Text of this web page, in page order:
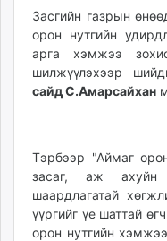
Livetv.mn
Eguur.mn
24tsag.mn
shuud.mn
eagle.mn
today.mn
mminfo.mn
ugluu.mn
13:00:23
03:43:57
Засгийн газрын
орон нутгийн
арга хэмжээ
шилжүүлэхээр
сайд С.Амарсайхан
Тэрбээр "Аймаг
засаг, аж ахуйн
шаардлагатай
үүргийг үе шаттай
орон нутгийн